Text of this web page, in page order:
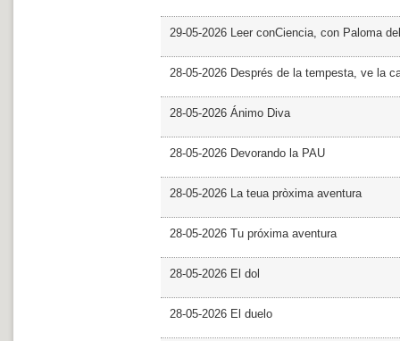
29-05-2026 Leer conCiencia, con Paloma
28-05-2026 Després de la tempesta, ve la
28-05-2026 Ánimo Diva
28-05-2026 Devorando la PAU
28-05-2026 La teua pròxima aventura
28-05-2026 Tu próxima aventura
28-05-2026 El dol
28-05-2026 El duelo